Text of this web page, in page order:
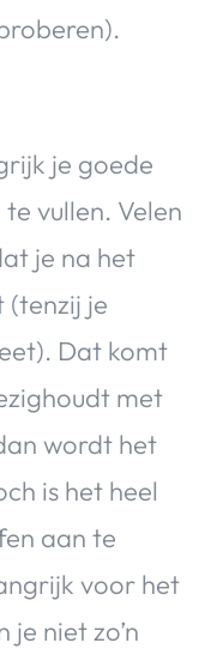
je goede
vullen. Velen
je na het
(tenzij je
Dat komt
met
wordt het
is het heel
aan te
voor het
je niet zo’n